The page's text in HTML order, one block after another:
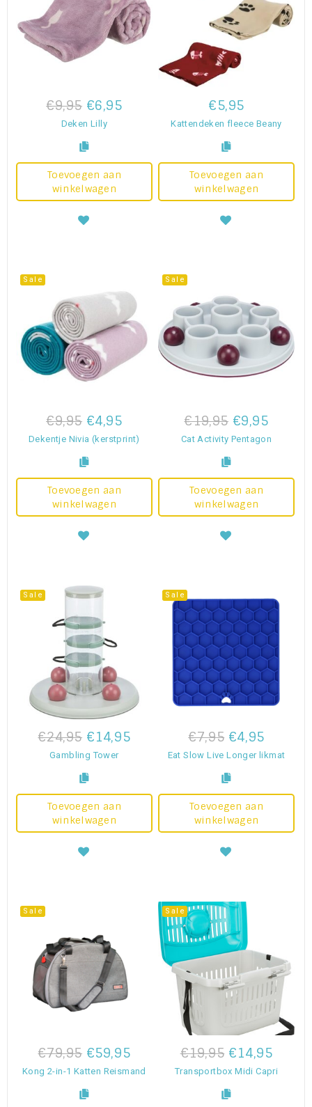
€9,95 €6,95
Deken Lilly
Toevoegen aan
winkelwagen
€5,95
Kattendeken fleece Beany
Toevoegen aan
winkelwagen
Sale
€9,95 €4,95
Dekentje Nivia (kerstprint)
Toevoegen aan
winkelwagen
Sale
€19,95 €9,95
Cat Activity Pentagon
Toevoegen aan
winkelwagen
Sale
€24,95 €14,95
Gambling Tower
Toevoegen aan
winkelwagen
Sale
€7,95 €4,95
Eat Slow Live Longer likmat
Toevoegen aan
winkelwagen
Sale
€79,95 €59,95
Kong 2-in-1 Katten Reismand
Sale
€19,95 €14,95
Transportbox Midi Capri